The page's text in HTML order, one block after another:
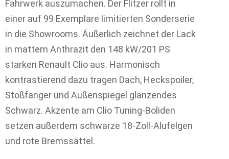
Fahrwerk auszumachen. Der Flitzer rollt in
einer auf 99 Exemplare limitierten Sonderserie
in die Showrooms. Äußerlich zeichnet der Lack
in mattem Anthrazit den 148 kW/201 PS
starken Renault Clio aus. Harmonisch
kontrastierend dazu tragen Dach, Heckspoiler,
Stoßfänger und Außenspiegel glänzendes
Schwarz. Akzente am Clio Tuning-Boliden
setzen außerdem schwarze 18-Zoll-Alufelgen
und rote Bremssättel.